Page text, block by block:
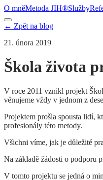
O mněMetoda JIH®Služby
← Zpět na blog
21. února 2019
Škola života
V roce 2011 vznikl projekt
věnujeme vždy v jednom z
Projektem prošla spousta lidí,
profesionály této metody.
Všichni víme, jak je důležité
Na základě žádosti o podporu
V tomto projektu se jedná o